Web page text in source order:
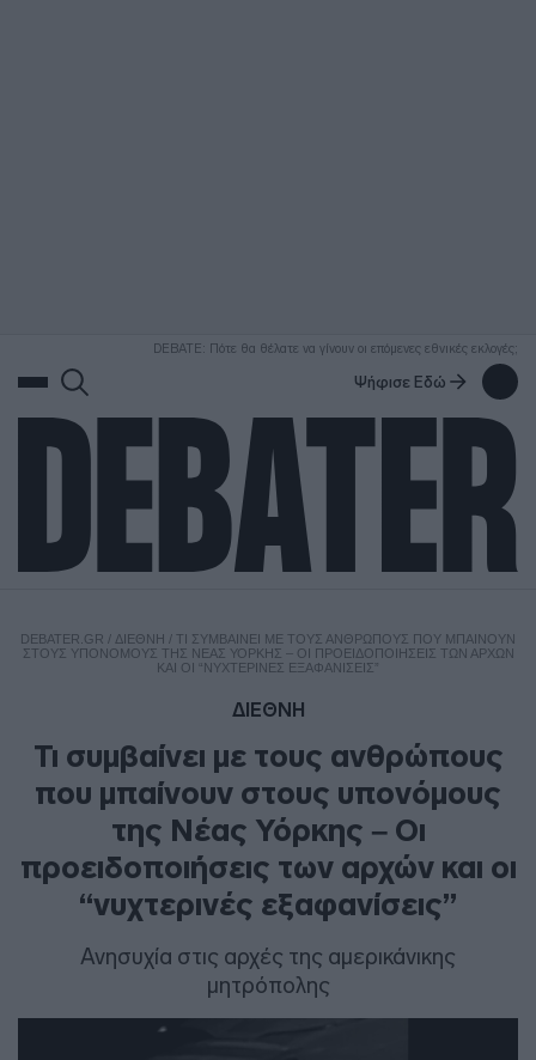
DEBATE: Πότε θα θέλατε να γίνουν οι επόμενες εθνικές εκλογές;
Ψήφισε Εδώ
DEBATER.GR / ΔΙΕΘΝΗ / ΤΙ ΣΥΜΒΑΊΝΕΙ ΜΕ ΤΟΥΣ ΑΝΘΡΏΠΟΥΣ ΠΟΥ ΜΠΑΊΝΟΥΝ
ΣΤΟΥΣ ΥΠΟΝΌΜΟΥΣ ΤΗΣ ΝΈΑΣ ΥΌΡΚΗΣ – ΟΙ ΠΡΟΕΙΔΟΠΟΙΉΣΕΙΣ ΤΩΝ ΑΡΧΏΝ
ΚΑΙ ΟΙ “ΝΥΧΤΕΡΙΝΈΣ ΕΞΑΦΑΝΊΣΕΙΣ”
ΔΙΕΘΝΗ
Τι συμβαίνει με τους ανθρώπους
που μπαίνουν στους υπονόμους
της Νέας Υόρκης – Οι
προειδοποιήσεις των αρχών και οι
“νυχτερινές εξαφανίσεις”
Ανησυχία στις αρχές της αμερικάνικης
μητρόπολης